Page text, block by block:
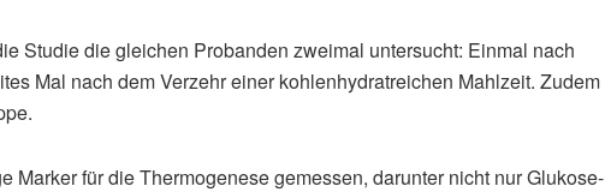
Studie die gleichen Probanden zweimal untersucht: Einmal nach
Mal nach dem Verzehr einer kohlenhydratreichen Mahlzeit. Zudem
Marker für die Thermogenese gemessen, darunter nicht nur Glukose-